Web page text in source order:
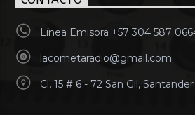
Línea Emisora +57 304 587
lacometaradio@gmail.com
Cl. 15 # 6 - 72 San Gil, Santander